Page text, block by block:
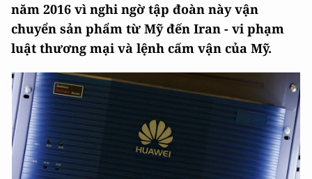
năm 2016 vì nghi ngờ tập đoàn này vận
chuyển sản phẩm từ Mỹ đến Iran - vi phạm
luật thương mại và lệnh cấm vận của Mỹ.